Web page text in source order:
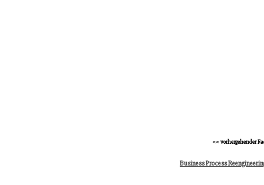
<< vorhergehender
Business Process